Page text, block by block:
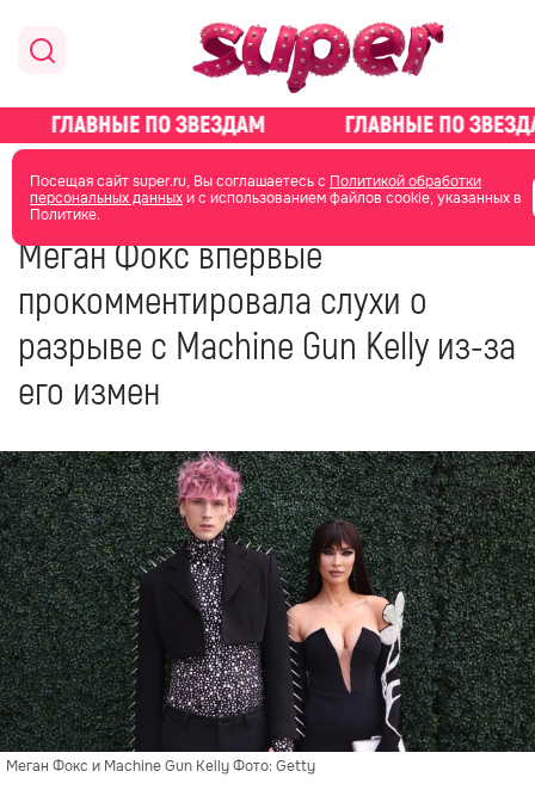
Посещая сайт super.ru, Вы соглашаетесь с Политикой обработки
персональных данныхи с использованием файлов cookie, указанных в
Политике.
главная новости о звездах
20 февраля 2023
Меган Фокс впервые
прокомментировала слухи о
разрыве с Machine Gun Kelly из-за
его измен
Меган Фокс и Machine Gun Kelly Фото: Getty